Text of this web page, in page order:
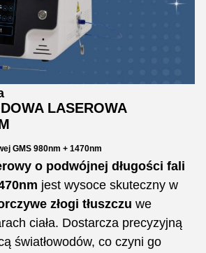
LASEROWA
GMS 980nm + 1470nm
o podwójnej długości fali
jest wysoce skuteczny w
złogi tłuszczu we
ciała. Dostarcza precyzyjną
światłowodów, co czyni go